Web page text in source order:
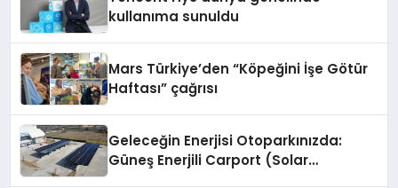
kullanıma sunuldu
Mars Türkiye’den “Köpeğini İşe Götür
Haftası” çağrısı
Geleceğin Enerjisi Otoparkınızda:
Güneş Enerjili Carport (Solar